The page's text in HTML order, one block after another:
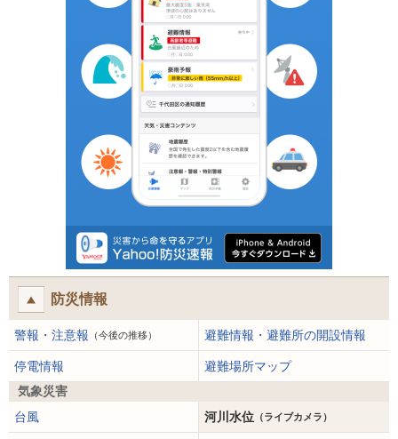
防災情報
警報・注意報 （今後の推移） 避難情報・避難所の開設情報
停電情報
避難場所マップ
気象災害
台風
河川水位 （ライブカメラ）